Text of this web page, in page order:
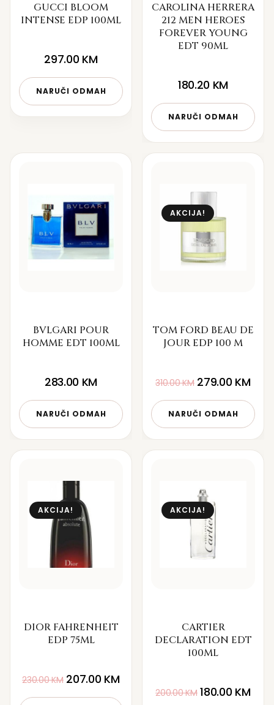
GUCCI BLOOM
INTENSE EDP 100ML
297.00 KM
NARUČI ODMAH
CAROLINA HERRERA
212 MEN HEROES
FOREVER YOUNG
EDT 90ML
180.20 KM
NARUČI ODMAH
BVLGARI POUR
HOMME EDT 100ML
283.00 KM
NARUČI ODMAH
AKCIJA!
TOM FORD BEAU DE
JOUR EDP 100 M
310.00KM 279.00 KM
NARUČI ODMAH
AKCIJA!
DIOR FAHRENHEIT
EDP 75ML
230.00KM 207.00 KM
AKCIJA!
CARTIER
DECLARATION EDT
100ML
200.00KM 180.00 KM